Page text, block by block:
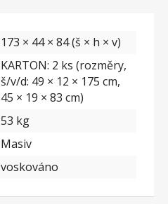
173 × 44 × 84 (š × h × v)
KARTON: 2 ks (rozměry,
š/v/d: 49 × 12 × 175 cm,
45 × 19 × 83 cm)
53 kg
Masiv
voskováno